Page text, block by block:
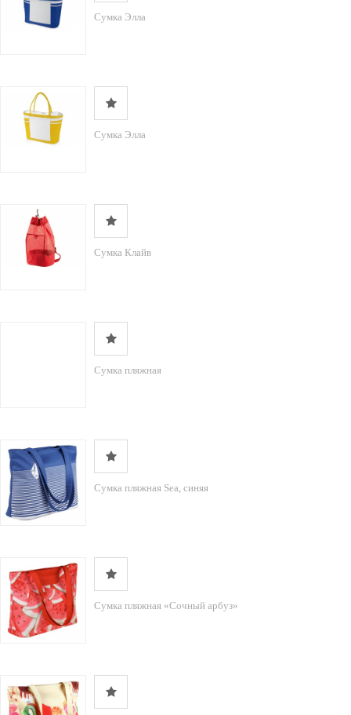
Сумка Элла
Сумка Элла
Сумка Клайв
Сумка пляжная
Сумка пляжная Sea, синяя
Сумка пляжная «Сочный арбуз»